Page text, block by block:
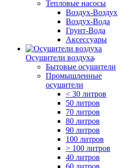
Тепловые насосы
Воздух-Воздух
Воздух-Вода
Грунт-Вода
Аксессуары
Осушители воздуха
Бытовые осушители
Промышленные
осушители
< 30 литров
50 литров
70 литров
80 литров
90 литров
100 литров
> 100 литров
40 литров
60 литров